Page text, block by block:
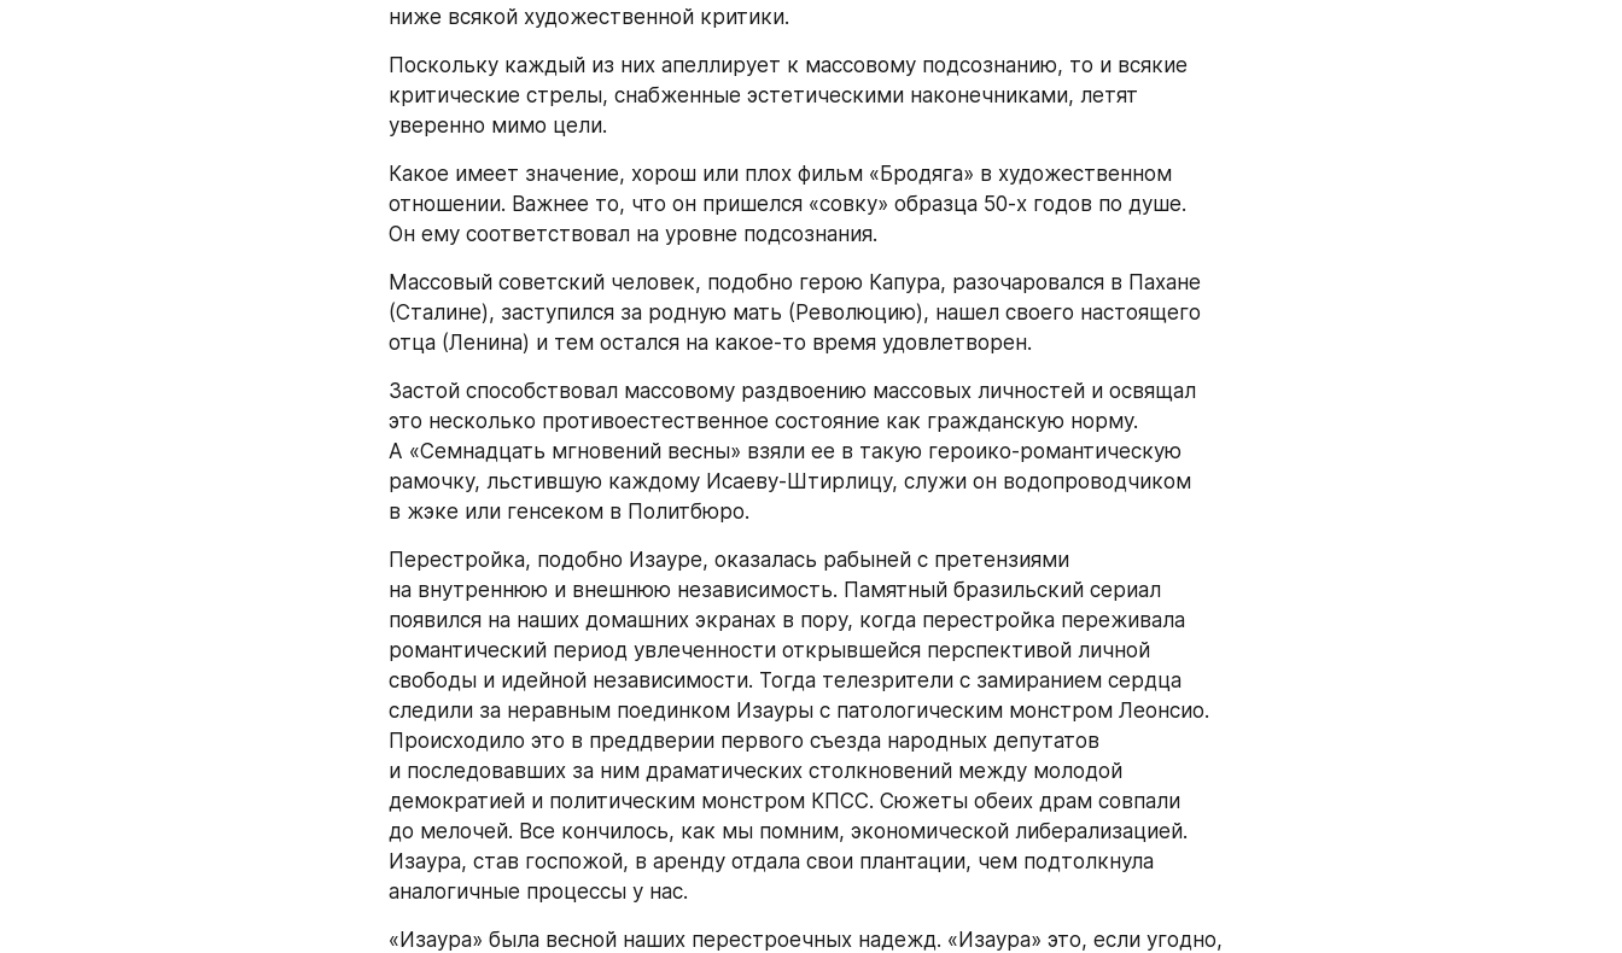
ниже всякой художественной критики.
Поскольку каждый из них апеллирует к массовому подсознанию, то и всякие
критические стрелы, снабженные эстетическими наконечниками, летят
уверенно мимо цели.
Какое имеет значение, хорош или плох фильм «Бродяга» в художественном
отношении. Важнее то, что он пришелся «совку» образца 50-х годов по душе.
Он ему соответствовал на уровне подсознания.
Массовый советский человек, подобно герою Капура, разочаровался в Пахане
(Сталине), заступился за родную мать (Революцию), нашел своего настоящего
отца (Ленина) и тем остался на какое-то время удовлетворен.
Застой способствовал массовому раздвоению массовых личностей и освящал
это несколько противоестественное состояние как гражданскую норму.
А «Семнадцать мгновений весны» взяли ее в такую героико-романтическую
рамочку, льстившую каждому Исаеву-Штирлицу, служи он водопроводчиком
в жэке или генсеком в Политбюро.
Перестройка, подобно Изауре, оказалась рабыней с претензиями
на внутреннюю и внешнюю независимость. Памятный бразильский сериал
появился на наших домашних экранах в пору, когда перестройка переживала
романтический период увлеченности открывшейся перспективой личной
свободы и идейной независимости. Тогда телезрители с замиранием сердца
следили за неравным поединком Изауры с патологическим монстром Леонсио.
Происходило это в преддверии первого съезда народных депутатов
и последовавших за ним драматических столкновений между молодой
демократией и политическим монстром КПСС. Сюжеты обеих драм совпали
до мелочей. Все кончилось, как мы помним, экономической либерализацией.
Изаура, став госпожой, в аренду отдала свои плантации, чем подтолкнула
аналогичные процессы у нас.
«Изаура» была весной наших перестроечных надежд. «Изаура» это, если угодно,